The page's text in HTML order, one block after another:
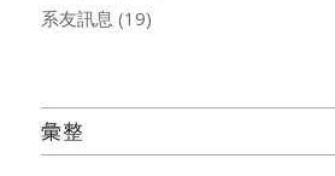
系友訊息 (19)
彙整